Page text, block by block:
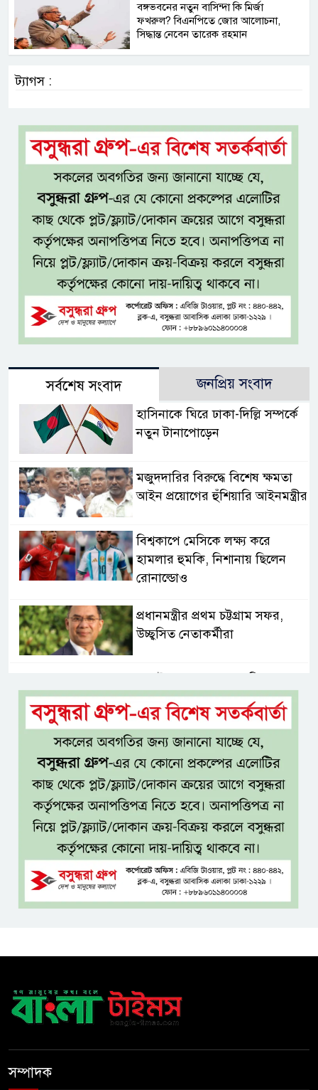
বঙ্গভবনের নতুন বাসিন্দা কি মির্জা
ফখরুল? বিএনপিতে জোর আলোচনা,
সিদ্ধান্ত নেবেন তারেক রহমান
ট্যাগস :
সর্বশেষ সংবাদ জনপ্রিয় সংবাদ
হাসিনাকে ঘিরে ঢাকা-দিল্লি সম্পর্কে
নতুন টানাপোড়েন
মজুদদারির বিরুদ্ধে বিশেষ ক্ষমতা
আইন প্রয়োগের হুঁশিয়ারি আইনমন্ত্রীর
বিশ্বকাপে মেসিকে লক্ষ্য করে
হামলার হুমকি, নিশানায় ছিলেন
রোনাল্ডোও
প্রধানমন্ত্রীর প্রথম চট্টগ্রাম সফর,
উচ্ছ্বসিত নেতাকর্মীরা
জাতির: তথ্যমন্ত্রী
গুরুত্বপূর্ণ ব্যক্তিদের নিয়ে
‘অপপ্রচারের’ নিন্দা পুলিশের, গুজবে
কান না দেওয়ার আহ্বান
শেখ হাসিনার দিল্লির সংবাদ
সম্মেলনের সঙ্গে ভারত সরকারের
সম্পৃক্ততা নেই: জয়সোয়াল
টাঙ্গাইলে নিহত ১৪ বাস-মিনিবাস
মালিকের পরিবারকে আর্থিক অনুদান
আয়োজন করলেন প্রতিমন্ত্রী টুকু
সম্পাদক